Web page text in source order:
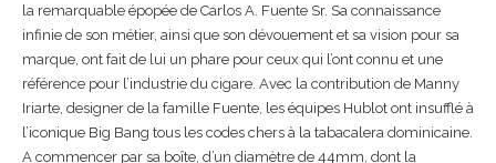
la remarquable épopée de Carlos A. Fuente Sr. Sa connaissance
infinie de son métier, ainsi que son dévouement et sa vision pour sa
marque, ont fait de lui un phare pour ceux qui l’ont connu et une
référence pour l’industrie du cigare. Avec la contribution de Manny
Iriarte, designer de la famille Fuente, les équipes Hublot ont insufflé à
l’iconique Big Bang tous les codes chers à la tabacalera dominicaine.
A commencer par sa boîte, d’un diamètre de 44mm, dont la